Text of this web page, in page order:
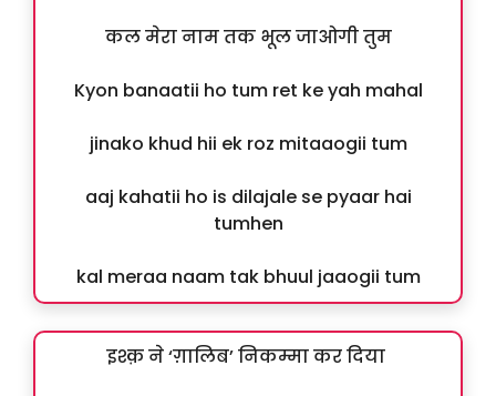
कल मेरा नाम तक भूल जाओगी तुम
Kyon banaatii ho tum ret ke yah mahal
jinako khud hii ek roz mitaaogii tum
aaj kahatii ho is dilajale se pyaar hai
tumhen
kal meraa naam tak bhuul jaaogii tum
इश्क़ ने ‘ग़ालिब’ निकम्मा कर दिया